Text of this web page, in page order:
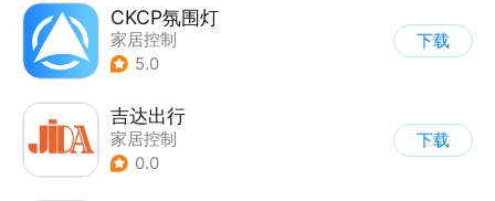
CKCP氛围灯
家居控制
5.0
下载
吉达出行
家居控制
0.0
下载